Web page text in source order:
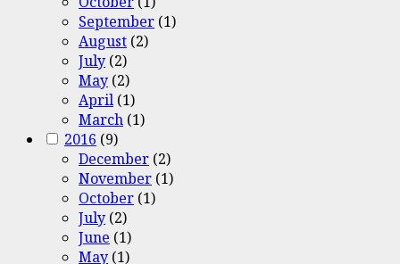
September (1)
August (2)
July (2)
May (2)
April (1)
March (1)
2016 (9)
December (2)
November (1)
October (1)
July (2)
June (1)
May (1)